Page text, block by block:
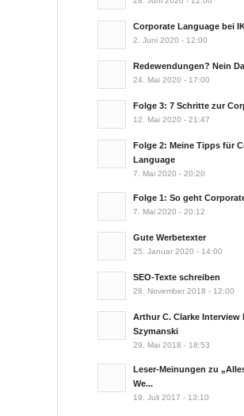
Corporate Language bei
2. Juni 2020 - 12:00
Redewendungen? Nein
24. Mai 2020 - 17:00
Folge 3: 7 Schritte zur
12. Mai 2020 - 21:47
Folge 2: Meine Tipps für
Language
7. Mai 2020 - 20:20
Folge 1: So geht
7. Mai 2020 - 20:12
Gute Werbetexter
25. Januar 2020 - 14:00
SEO-Texte schreiben
28. November 2018 - 12:00
Arthur C. Clarke Interview
Szymanski
29. Mai 2018 - 18:53
Leser-Meinungen zu
We...
19. Juli 2017 - 13:10